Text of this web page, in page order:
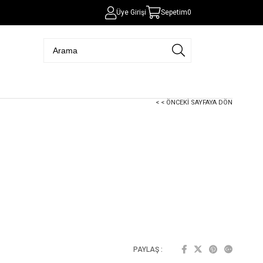
Üye Girişi Sepetim0
< < ÖNCEKI SAYFAYA DÖN
PAYLAŞ :